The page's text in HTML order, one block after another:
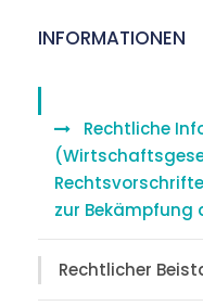
INFORMATIONEN
Rechtliche
zur Bekämpfung
Rechtlicher